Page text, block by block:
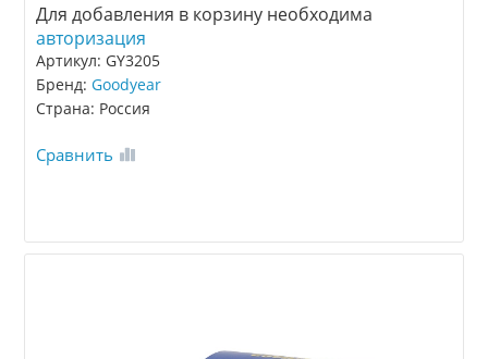
Для добавления в корзину необходима
авторизация
Артикул: GY3205
Бренд:Goodyear
Страна: Россия
Сравнить